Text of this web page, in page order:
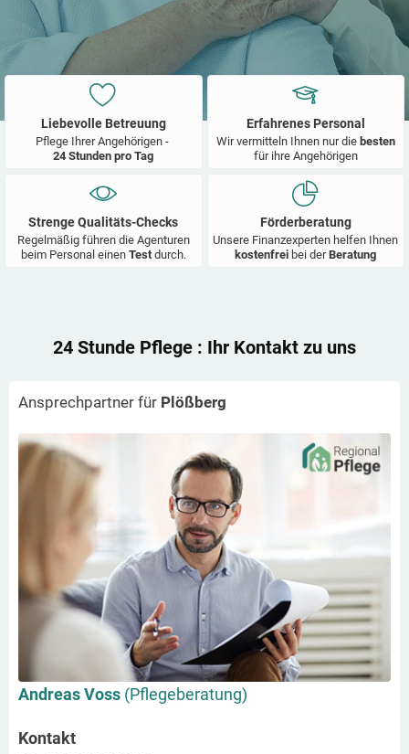
Liebevolle Betreuung
Pflege Ihrer Angehörigen -
24 Stunden pro Tag
Erfahrenes Personal
Wir vermitteln Ihnen nur die besten
für ihre Angehörigen
Strenge Qualitäts-Checks
Regelmäßig führen die Agenturen
beim Personal einen Test durch.
Förderberatung
Unsere Finanzexperten helfen Ihnen
kostenfrei bei derBeratung
24 Stunde Pflege : Ihr Kontakt zu uns
Ansprechpartner für Plößberg
Andreas Voss (Pflegeberatung)
Kontakt